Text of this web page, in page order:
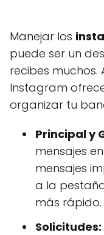
Manejar los
puede ser un
recibes
Instagram
organizar tu
Principal y
mensajes
mensajes
a la
más rápido.
Solicitudes: